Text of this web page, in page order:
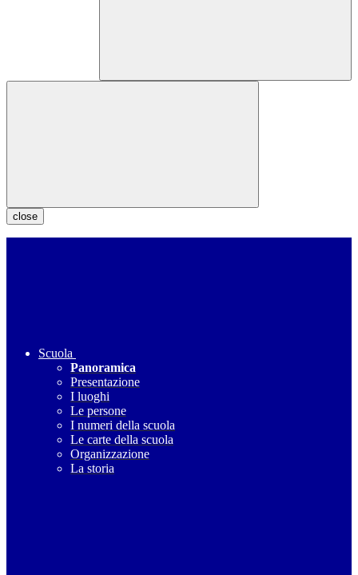
close
Scuola
Panoramica
Presentazione
I luoghi
Le persone
I numeri della scuola
Le carte della scuola
Organizzazione
La storia